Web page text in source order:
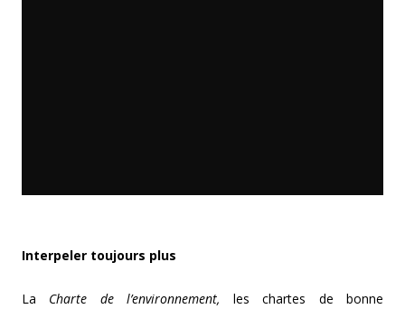
Interpeler toujours plus
La Charte de l’environnement, les chartes de bonne